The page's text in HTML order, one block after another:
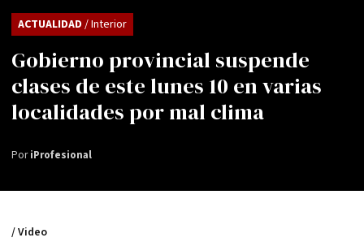
Gobierno provincial suspende
clases de este lunes 10 en varias
localidades por mal clima
ACTUALIDAD / Interior
PoriProfesional
/ Video